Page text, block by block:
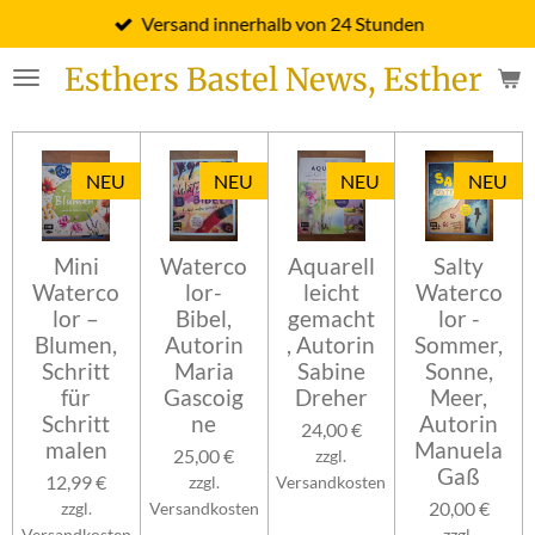
Hauptinhalt
springenEsthers Bastel News, Esther
Versand innerhalb von 24 Stunden
NEU
Mini
Waterco
lor –
Blumen,
Schritt
für
Schritt
malen
12,99 €
zzgl.
NEU
Waterco
lor-
Bibel,
Autorin
Maria
Gascoig
ne
25,00 €
zzgl.
Versandkosten
NEU
Aquarell
leicht
gemacht
, Autorin
Sabine
Dreher
24,00 €
zzgl.
Versandkosten
NEU
Salty
Waterco
lor -
Sommer,
Sonne,
Meer,
Autorin
Manuela
Gaß
20,00 €